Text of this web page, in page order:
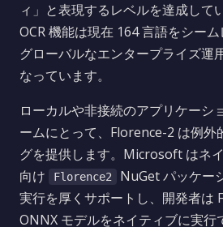
ィ」と表現するレベルを達成して
OCR 機能は現在 164 言語をシーム
グローバルなエンタープライズ運
なっています。
ローカルや非接続のアプリケーシ
ームにとって、Florence-2 は例外
グを提供します。Microsoft はネ
向け
Florence2
NuGet パッケー
実行を厚くサポートし、開発者は
ONNX モデルをネイティブに実行